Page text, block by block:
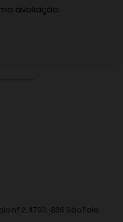
n° 2, 4700-836 São Paio